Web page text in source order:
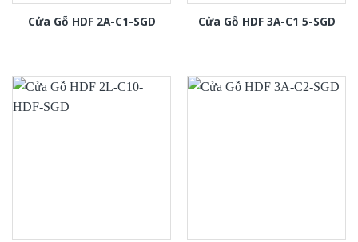
Cửa Gỗ HDF 2A-C1-SGD Cửa Gỗ HDF 3A-C1 5-SGD